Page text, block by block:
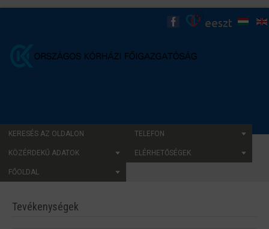
KERESÉS AZ OLDALON TELEFON
KÖZÉRDEKŰ ADATOK ELÉRHETŐSÉGEK
FŐOLDAL
Tevékenységek